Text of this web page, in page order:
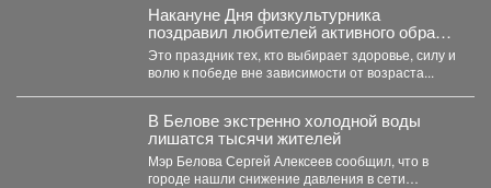
Накануне Дня физкультурника
поздравил любителей активного образа
жизни!
Это праздник тех, кто выбирает здоровье, силу и
волю к победе вне зависимости от возраста...
В Белове экстренно холодной воды
лишатся тысячи жителей
Мэр Белова Сергей Алексеев сообщил, что в
городе нашли снижение давления в сети